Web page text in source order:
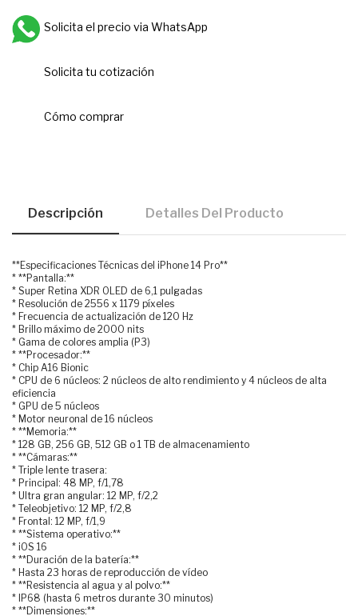
Solicita el precio via WhatsApp
Solicita tu cotización
Cómo comprar
Descripción Detalles Del Producto
**Especificaciones Técnicas del iPhone 14 Pro**
* **Pantalla:**
* Super Retina XDR OLED de 6,1 pulgadas
* Resolución de 2556 x 1179 píxeles
* Frecuencia de actualización de 120 Hz
* Brillo máximo de 2000 nits
* Gama de colores amplia (P3)
* **Procesador:**
* Chip A16 Bionic
* CPU de 6 núcleos: 2 núcleos de alto rendimiento y 4 núcleos de alta
eficiencia
* GPU de 5 núcleos
* Motor neuronal de 16 núcleos
* **Memoria:**
* 128 GB, 256 GB, 512 GB o 1 TB de almacenamiento
* **Cámaras:**
* Triple lente trasera:
* Principal: 48 MP, f/1,78
* Ultra gran angular: 12 MP, f/2,2
* Teleobjetivo: 12 MP, f/2,8
* Frontal: 12 MP, f/1,9
* **Sistema operativo:**
* iOS 16
* **Duración de la batería:**
* Hasta 23 horas de reproducción de vídeo
* **Resistencia al agua y al polvo:**
* IP68 (hasta 6 metros durante 30 minutos)
* **Dimensiones:**